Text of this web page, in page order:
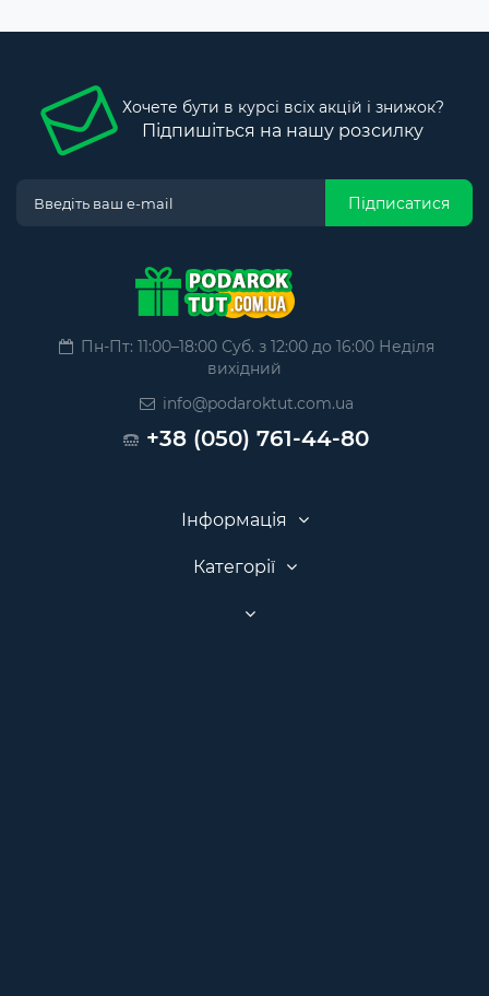
Хочете бути в курсі всіх акцій і знижок?
Підпишіться на нашу розсилку
Підписатися
Пн-Пт: 11:00–18:00 Суб. з 12:00 до 16:00 Неділя
вихідний
info@podaroktut.com.ua
+38 (050) 761-44-80
Інформація
Категорії